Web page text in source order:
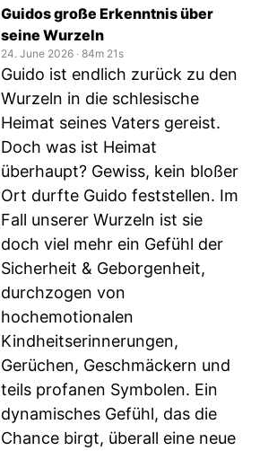
Guidos große Erkenntnis über
seine Wurzeln
24. June 2026 ‧ 84m 21s
Guido ist endlich zurück zu den
Wurzeln in die schlesische
Heimat seines Vaters gereist.
Doch was ist Heimat
überhaupt? Gewiss, kein bloßer
Ort durfte Guido feststellen. Im
Fall unserer Wurzeln ist sie
doch viel mehr ein Gefühl der
Sicherheit & Geborgenheit,
durchzogen von
hochemotionalen
Kindheitserinnerungen,
Gerüchen, Geschmäckern und
teils profanen Symbolen. Ein
dynamisches Gefühl, das die
Chance birgt, überall eine neue